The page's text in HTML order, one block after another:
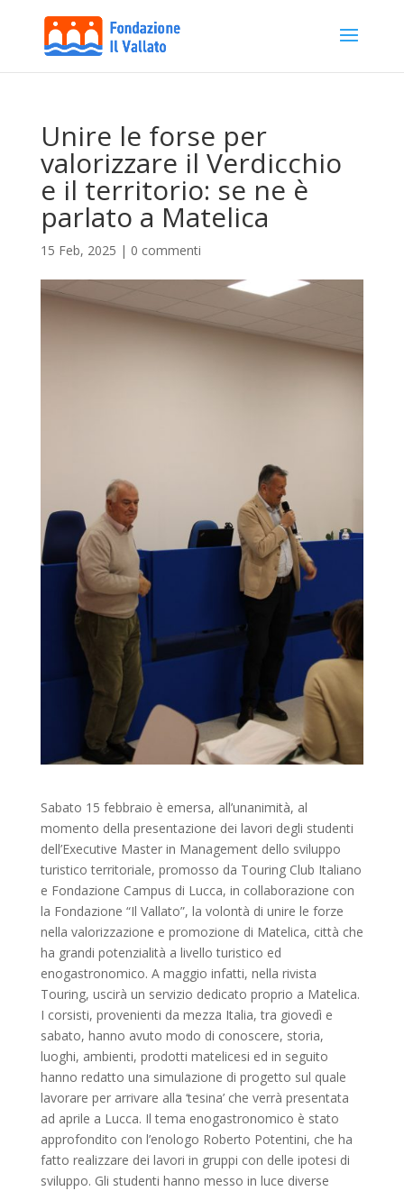
Unire le forse per
valorizzare il Verdicchio
e il territorio: se ne è
parlato a Matelica
15 Feb, 2025 | 0 commenti
Sabato 15 febbraio è emersa, all’unanimità, al
momento della presentazione dei lavori degli studenti
dell’Executive Master in Management dello sviluppo
turistico territoriale, promosso da Touring Club Italiano
e Fondazione Campus di Lucca, in collaborazione con
la Fondazione “Il Vallato”, la volontà di unire le forze
nella valorizzazione e promozione di Matelica, città che
ha grandi potenzialità a livello turistico ed
enogastronomico. A maggio infatti, nella rivista
Touring, uscirà un servizio dedicato proprio a Matelica.
I corsisti, provenienti da mezza Italia, tra giovedì e
sabato, hanno avuto modo di conoscere, storia,
luoghi, ambienti, prodotti matelicesi ed in seguito
hanno redatto una simulazione di progetto sul quale
lavorare per arrivare alla ‘tesina’ che verrà presentata
ad aprile a Lucca. Il tema enogastronomico è stato
approfondito con l’enologo Roberto Potentini, che ha
fatto realizzare dei lavori in gruppi con delle ipotesi di
sviluppo. Gli studenti hanno messo in luce diverse